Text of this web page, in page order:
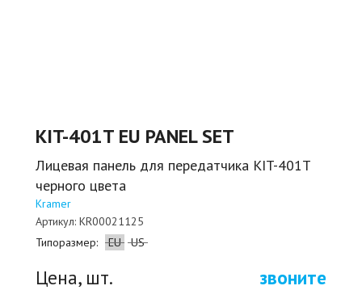
KIT-401T EU PANEL SET
Лицевая панель для передатчика KIT-401T
черного цвета
Kramer
Артикул: KR00021125
Типоразмер:
EU US
Цена, шт. звоните